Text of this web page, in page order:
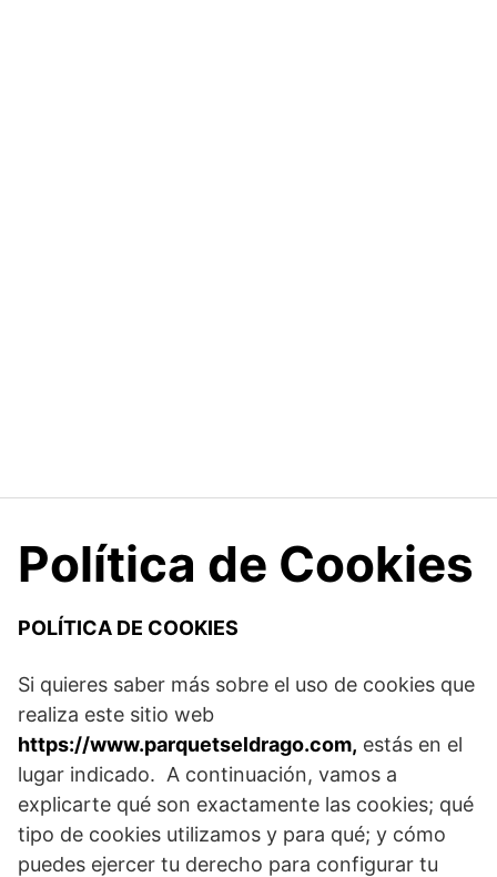
Política de Cookies
POLÍTICA DE COOKIES
Si quieres saber más sobre el uso de cookies que
realiza este sitio web
https://www.parquetseldrago.com, estás en el
lugar indicado. A continuación, vamos a
explicarte qué son exactamente las cookies; qué
tipo de cookies utilizamos y para qué; y cómo
puedes ejercer tu derecho para configurar tu